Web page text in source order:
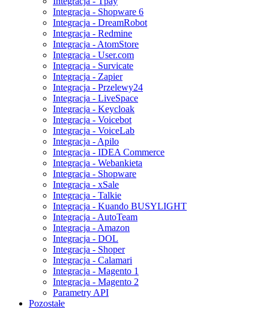
Integracja - Shopware 6
Integracja - DreamRobot
Integracja - Redmine
Integracja - AtomStore
Integracja - User.com
Integracja - Survicate
Integracja - Zapier
Integracja - Przelewy24
Integracja - LiveSpace
Integracja - Keycloak
Integracja - Voicebot
Integracja - VoiceLab
Integracja - Apilo
Integracja - IDEA Commerce
Integracja - Webankieta
Integracja - Shopware
Integracja - xSale
Integracja - Talkie
Integracja - Kuando BUSYLIGHT
Integracja - AutoTeam
Integracja - Amazon
Integracja - DOL
Integracja - Shoper
Integracja - Calamari
Integracja - Magento 1
Integracja - Magento 2
Parametry API
Pozostałe